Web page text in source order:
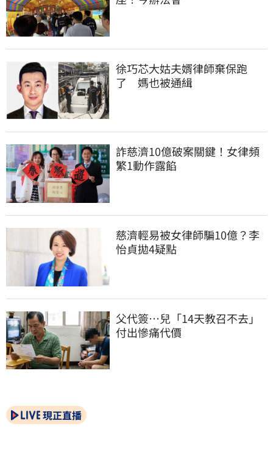
徐巧芯大姑夫婿律師棄保跑
了　媽也被通緝
詐慈濟10億破案關鍵！女律頻
繁1動作露餡
慈濟輕易被女律師騙10億？李
怡貞拋4疑點
父代簽…兒「14天教召不去」
付出慘痛代價
現正直播